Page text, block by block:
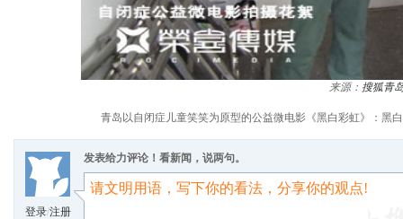
来源： 搜狐青
青岛以自闭症儿童笑笑为原型的公益微电影《黑白彩虹》：
登录/注册
发表给力评论！看新闻，说两句。